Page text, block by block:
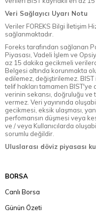
Veri Sağlayıcı Uyarı Notu
Veriler FOREKS Bilgi İletişim
sağlanmaktadır.
Foreks tarafından sağlanan
Piyasası, Vadeli İşlem ve
az 15 dakika gecikmeli
Belgesi altında korunmakta
edilemez, değiştirilemez.
telif hakları tamamen BIST'ye
verinin sekansı, doğruluğu ve
vermez. Veri yayınında
gecikmesi, eksik ulaşması,
perfomansın düşmesi veya
ve / veya Kullanıcılarda
sorumlu değildir.
Uluslarası döviz piyasası
BORSA
Canlı Borsa
Günün Özeti